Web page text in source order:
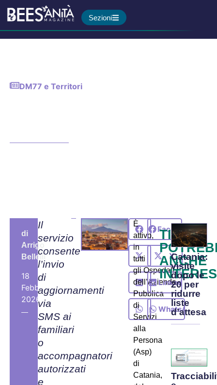
Sezioni
DM77 e Territori
di
Arrigo
Bellelli
18
Febbraio,
2026
Il
servizio
consente
l’invio
di
aggiornamenti
via
SMS ai
familiari
o
accompagnatori
autorizzati
e
È
attivo,
in
tutti
gli Ospedali
dell’Azienda
Pubblica
di
Servizi
alla
Persona
(Asp)
di
Catania,
Facebook
X
LinkedIn
WhatsApp
TI
ANCHE
Catania:
visite
dopo le
20 per
ridurre
liste
d’attesa